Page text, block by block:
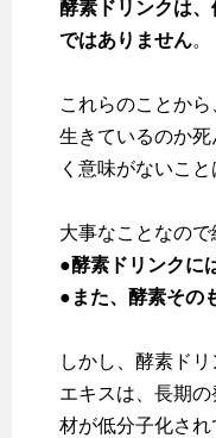
酵素ドリンクは
ではありません。
これらのことか
生きているのか
く意味がないこと
大事なことなので
●酵素ドリンクに
●また、酵素その
しかし、酵素ド
エキスは、長期
材が低分子化され